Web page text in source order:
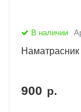
В наличии
900 р.